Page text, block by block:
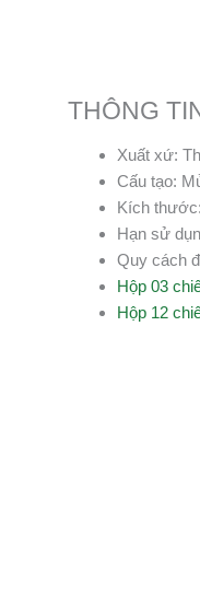
THÔNG
Xuất xứ:
Cấu tạo:
Kích
Hạn sử
Quy cách
Hộp 03
Hộp 12